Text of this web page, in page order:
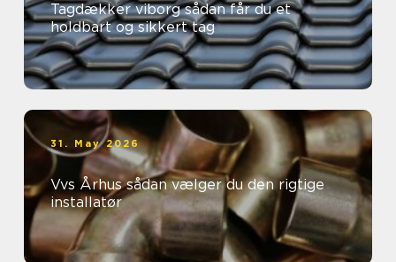
Tagdækker viborg sådan får du et
holdbart og sikkert tag
31. May 2026
Vvs Århus sådan vælger du den rigtige
installatør